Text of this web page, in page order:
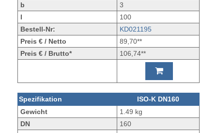
b
3
l
100
Bestell-Nr:
KD021195
Preis € / Netto
89,70**
Preis € / Brutto*
106,74**
Spezifikation
ISO-K DN160
Gewicht
1.49 kg
DN
160